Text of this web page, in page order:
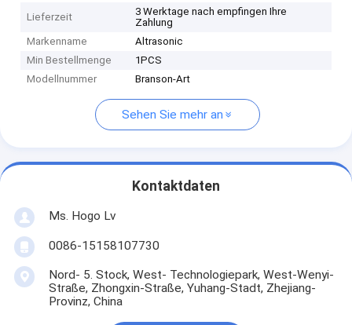
Lieferzeit
3 Werktage nach empfingen Ihre
Zahlung
Markenname
Altrasonic
Min Bestellmenge
1PCS
Modellnummer
Branson-Art
Sehen Sie mehr an
Kontaktdaten
Ms. Hogo Lv
0086-15158107730
Nord- 5. Stock, West- Technologiepark, West-Wenyi-
Straße, Zhongxin-Straße, Yuhang-Stadt, Zhejiang-
Provinz, China